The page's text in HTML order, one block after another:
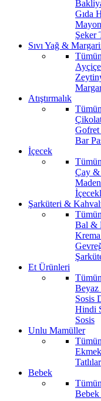
Gıda
Şeker
Sıvı Yağ &
Atıştırmalık
Gofret
Bar
İçecek
Çay
Şarküteri &
Bal &
Et Ürünleri
Beyaz
Sosis
Hindi
Sosis
Unlu Mamüller
Ekmek
Tatlılar
Bebek